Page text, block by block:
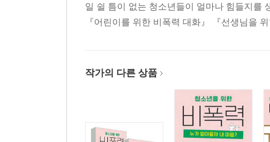
느낌, 누구 책임인가요?
원하는 것을 말하라 | 정서적 해방으로 가는 길:
것을 충족하기 | 원하는 것을 말해야 협조를 얻을
일 쉴 틈이 없는 청소년들이 얼마나 힘들지를
『어린이를 위한 비폭력 대화』 『선생님을
작가의 다른 상품